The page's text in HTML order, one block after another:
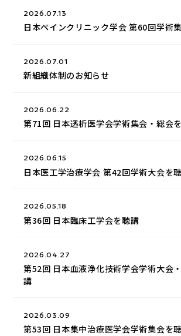
2026.07.13
日本ペインクリニック学会 第60回学術
2026.07.01
新組織体制のお知らせ
2026.06.22
第71回 日本透析医学会学術集会・総会
2026.06.15
日本医工学治療学会 第42回学術大会を
2026.05.18
第36回 日本臨床工学会を聴講
2026.04.27
第52回 日本血液浄化技術学会学術大会
講
2026.03.09
第53回 日本集中治療医学会学術集会を